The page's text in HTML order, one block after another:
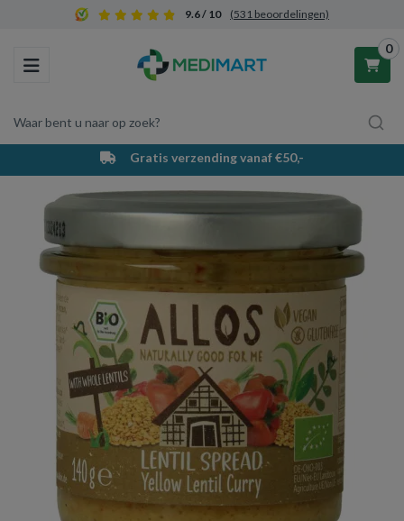
9.6 / 10 (531 beoordelingen)
Toggle navigation
Waar bent u naar op zoek?
0
Winkelwagen
Uw winkelwagen is leeg.
Vul hem met producten.
Gratis verzending vanaf €50,-